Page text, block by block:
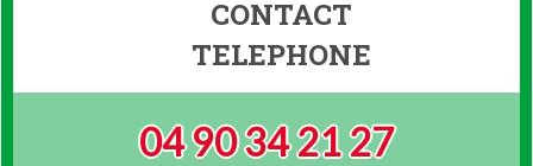
CONTACT
TELEPHONE
04 90 34 21 27